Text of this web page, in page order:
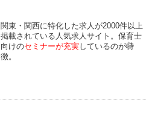
関東・関西に特化した求人が2000件以上
掲載されている人気求人サイト。保育士
向けのセミナーが充実しているのが特
徴。